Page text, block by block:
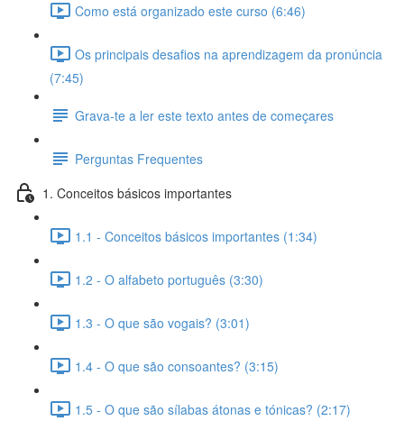
Como está organizado este curso (6:46)
Os principais desafios na aprendizagem da pronúncia
(7:45)
Grava-te a ler este texto antes de começares
Perguntas Frequentes
1. Conceitos básicos importantes
1.1 - Conceitos básicos importantes (1:34)
1.2 - O alfabeto português (3:30)
1.3 - O que são vogais? (3:01)
1.4 - O que são consoantes? (3:15)
1.5 - O que são sílabas átonas e tónicas? (2:17)